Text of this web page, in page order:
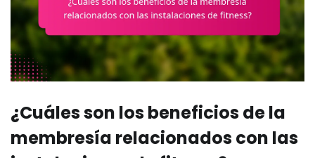
¿Cuáles son los beneficios de la
membresía relacionados con las